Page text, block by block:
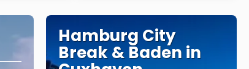
Hamburg City
Break & Baden in